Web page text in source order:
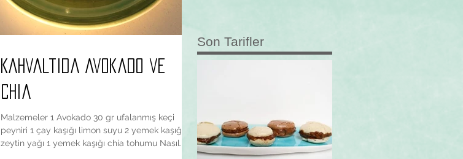
Kahvaltida Avokado ve
Chia
Malzemeler 1 Avokado 30 gr ufalanmış keçi
peyniri 1 çay kaşığı limon suyu 2 yemek kaşığı
zeytin yağı 1 yemek kaşığı chia tohumu Nasıl...
Son Tarifler